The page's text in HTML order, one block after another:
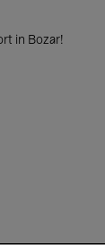
in Bozar!